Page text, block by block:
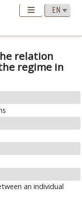
relation
regime in
an individual